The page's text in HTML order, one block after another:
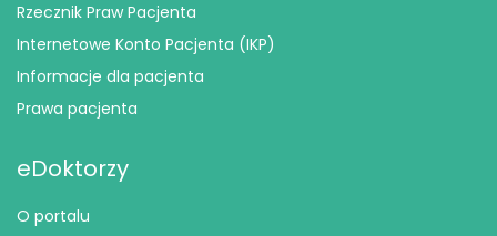
Rzecznik Praw Pacjenta
Internetowe Konto Pacjenta (IKP)
Informacje dla pacjenta
Prawa pacjenta
eDoktorzy
O portalu